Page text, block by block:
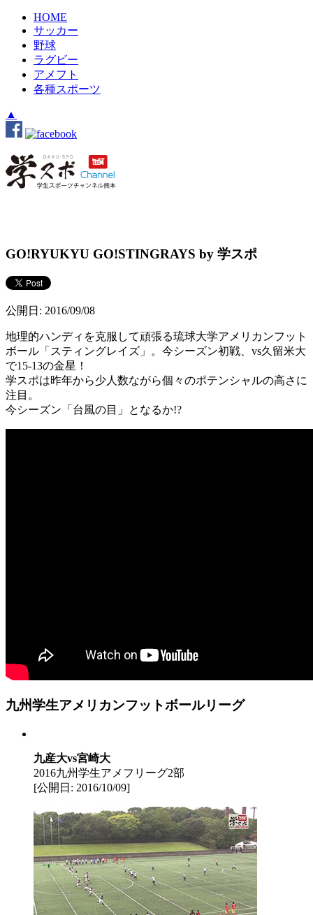
HOME
サッカー
野球
ラグビー
アメフト
各種スポーツ
▲
GO!RYUKYU GO!STINGRAYS by 学スポ
公開日: 2016/09/08
地理的ハンディを克服して頑張る琉球大学アメリカンフット
ボール「スティングレイズ」。今シーズン初戦、vs久留米大
で15-13の金星！
学スポは昨年から少人数ながら個々のポテンシャルの高さに
注目。
今シーズン「台風の目」となるか!?
九州学生アメリカンフットボールリーグ
九産大vs宮崎大
2016九州学生アメフリーグ2部
[公開日: 2016/10/09]